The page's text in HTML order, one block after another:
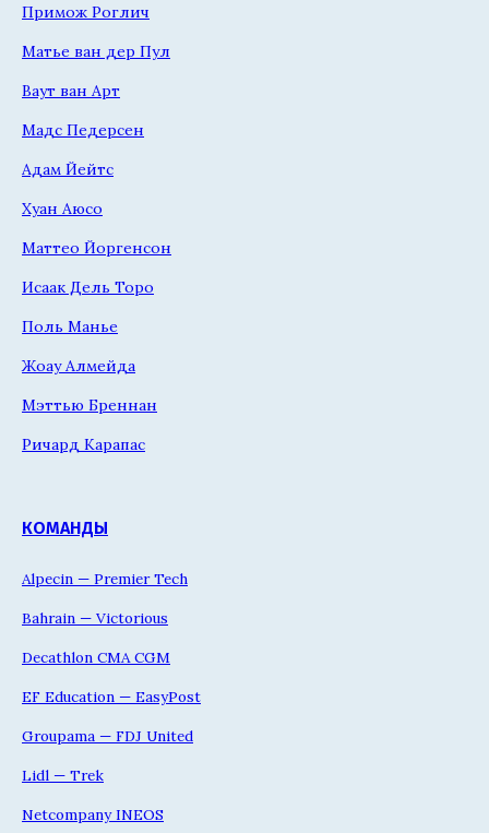
Примож Роглич
Матье ван дер Пул
Ваут ван Арт
Мадс Педерсен
Адам Йейтс
Хуан Аюсо
Маттео Йоргенсон
Исаак Дель Торо
Поль Манье
Жоау Алмейда
Мэттью Бреннан
Ричард Карапас
КОМАНДЫ
Alpecin — Premier Tech
Bahrain — Victorious
Decathlon CMA CGM
EF Education — EasyPost
Groupama — FDJ United
Lidl — Trek
Netcompany INEOS